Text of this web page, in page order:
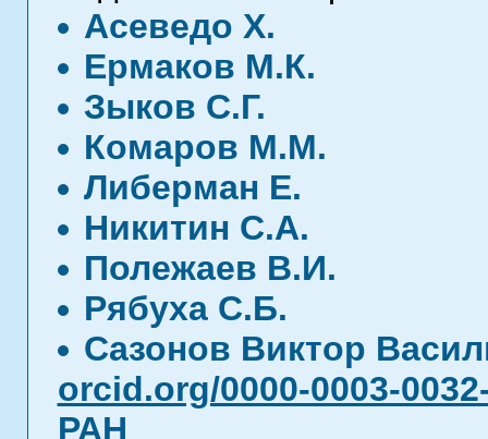
Асеведо Х.
Ермаков М.К.
Зыков С.Г.
Комаров М.М.
Либерман Е.
Никитин С.А.
Полежаев В.И.
Рябуха С.Б.
Сазонов Виктор
orcid.org/0000-0003-
РАН